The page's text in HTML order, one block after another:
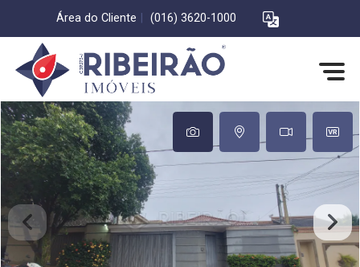
Área do Cliente (016) 3620-1000